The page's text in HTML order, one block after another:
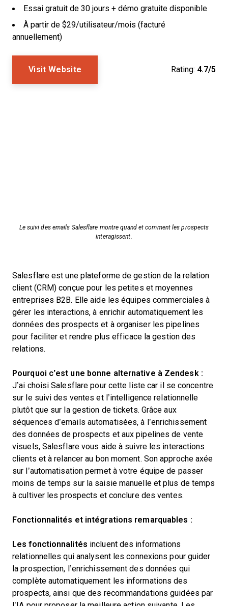
Essai gratuit de 30 jours + démo gratuite disponible
À partir de $29/utilisateur/mois (facturé
annuellement)
Visit Website Rating: 4.7/5
Le suivi des emails Salesflare montre quand et comment les prospects
interagissent.
Salesflare est une plateforme de gestion de la relation
client (CRM) conçue pour les petites et moyennes
entreprises B2B. Elle aide les équipes commerciales à
gérer les interactions, à enrichir automatiquement les
données des prospects et à organiser les pipelines
pour faciliter et rendre plus efficace la gestion des
relations.
Pourquoi c’est une bonne alternative à Zendesk :
J’ai choisi Salesflare pour cette liste car il se concentre
sur le suivi des ventes et l’intelligence relationnelle
plutôt que sur la gestion de tickets. Grâce aux
séquences d’emails automatisées, à l’enrichissement
des données de prospects et aux pipelines de vente
visuels, Salesflare vous aide à suivre les interactions
clients et à relancer au bon moment. Son approche axée
sur l’automatisation permet à votre équipe de passer
moins de temps sur la saisie manuelle et plus de temps
à cultiver les prospects et conclure des ventes.
Fonctionnalités et intégrations remarquables :
Les fonctionnalités incluent des informations
relationnelles qui analysent les connexions pour guider
la prospection, l’enrichissement des données qui
complète automatiquement les informations des
prospects, ainsi que des recommandations guidées par